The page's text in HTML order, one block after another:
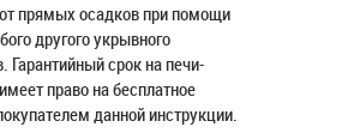
прямых осадков при помощи
другого укрывного
срок на печи-
право на бесплатное
данной инструкции.